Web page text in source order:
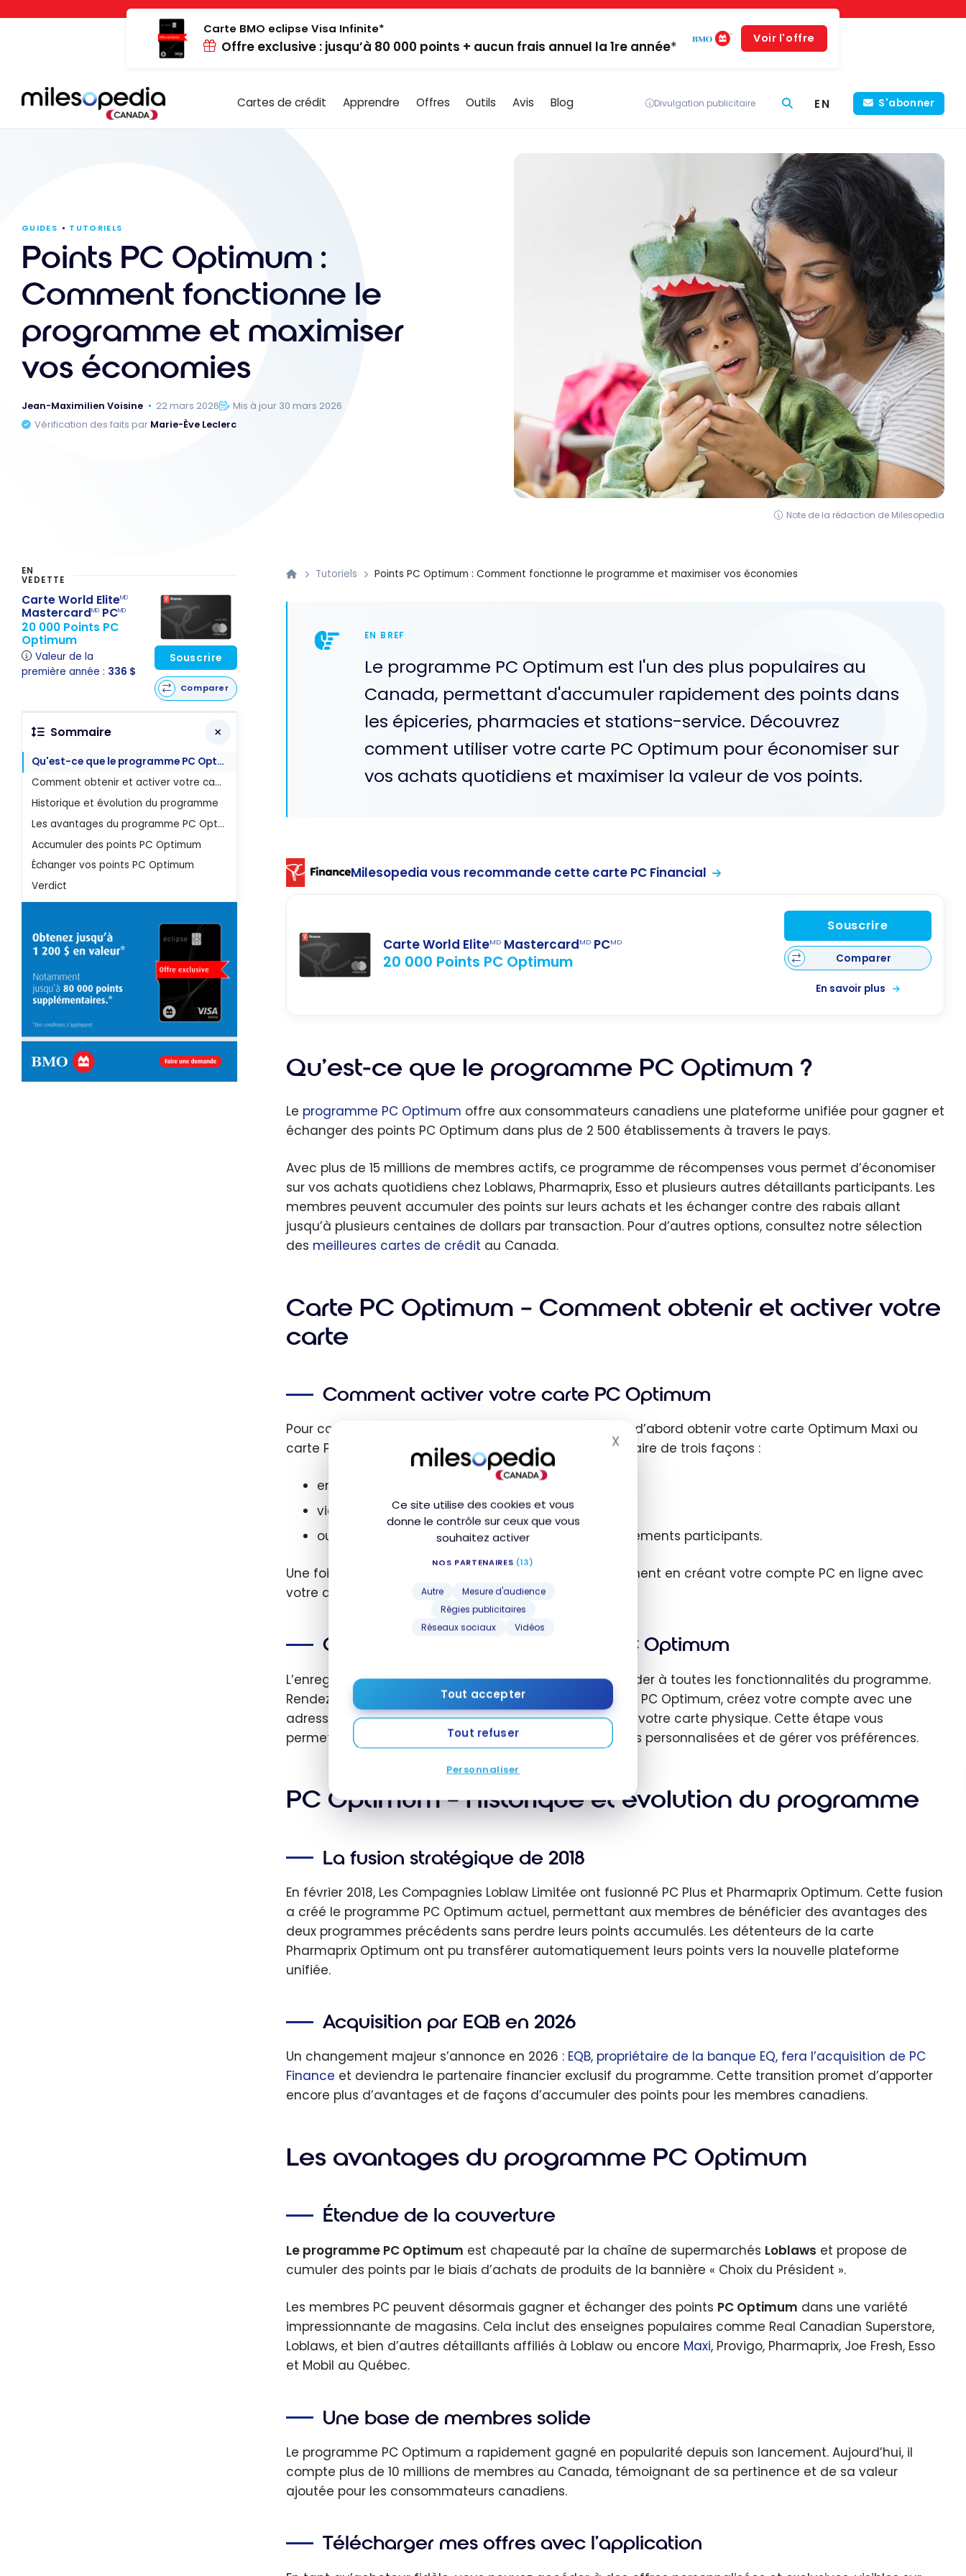
Panneau de gestion des cookies
Ce site utilise des cookies et vous
donne le contrôle sur ceux que vous
souhaitez activer
NOS PARTENAIRES (13)
Autre
Mesure d'audience
Régies publicitaires
Réseaux sociaux
Vidéos
Tout accepter
Tout refuser
Personnaliser
XMasquer le bandeau des cookies
Carte BMO eclipse Visa Infinite*
Offre exclusive : jusqu’à 80 000 points + aucun frais annuel la 1re année*
Voir l'offre
Cartes de crédit Apprendre Offres Outils Avis Blog Divulgation publicitaire EN S'abonner
GUIDES TUTORIELS
Points PC Optimum :
Comment fonctionne le
programme et maximiser
vos économies
Jean-Maximilien Voisine 22 mars 2026
Mis à jour 30 mars 2026
Vérification des faits par Marie-Ève Leclerc
Note de la rédaction de Milesopedia
Tutoriels Points PC Optimum : Comment fonctionne le programme et maximiser vos économies
EN BREF
Le programme PC Optimum est l'un des plus populaires au
Canada, permettant d'accumuler rapidement des points dans
les épiceries, pharmacies et stations-service. Découvrez
comment utiliser votre carte PC Optimum pour économiser sur
vos achats quotidiens et maximiser la valeur de vos points.
Milesopedia vous recommande cette carte PC Financial
Carte World EliteMD MastercardMD PCMD
20 000 Points PC Optimum
Souscrire
Comparer
En savoir plus
Qu’est-ce que le programme PC Optimum ?
Le programme PC Optimum offre aux consommateurs canadiens une plateforme unifiée pour gagner et
échanger des points PC Optimum dans plus de 2 500 établissements à travers le pays.
Avec plus de 15 millions de membres actifs, ce programme de récompenses vous permet d’économiser
sur vos achats quotidiens chez Loblaws, Pharmaprix, Esso et plusieurs autres détaillants participants. Les
membres peuvent accumuler des points sur leurs achats et les échanger contre des rabais allant
jusqu’à plusieurs centaines de dollars par transaction. Pour d’autres options, consultez notre sélection
des meilleures cartes de crédit au Canada.
Carte PC Optimum – Comment obtenir et activer votre
carte
Comment activer votre carte PC Optimum
Pour commencer à profiter du programme, vous devez d’abord obtenir votre carte Optimum Maxi ou
carte PC Optimum. L’inscription est gratuite et peut se faire de trois façons :
en ligne sur le site web PC Optimum,
via l’application mobile PC Optimum app,
ou directement en magasin dans l’un des établissements participants.
Une fois votre carte en main, l’activation se fait simplement en créant votre compte PC en ligne avec
votre adresse courriel.
Comment enregistrer ma carte PC Optimum
L’enregistrement de votre carte est essentiel pour accéder à toutes les fonctionnalités du programme.
Rendez-vous sur le site web ou téléchargez l’application PC Optimum, créez votre compte avec une
adresse courriel valide, puis entrez le numéro unique de votre carte physique. Cette étape vous
permettra de consulter votre solde, d’accéder aux offres personnalisées et de gérer vos préférences.
PC Optimum – Historique et évolution du programme
La fusion stratégique de 2018
En février 2018, Les Compagnies Loblaw Limitée ont fusionné PC Plus et Pharmaprix Optimum. Cette fusion
a créé le programme PC Optimum actuel, permettant aux membres de bénéficier des avantages des
deux programmes précédents sans perdre leurs points accumulés. Les détenteurs de la carte
Pharmaprix Optimum ont pu transférer automatiquement leurs points vers la nouvelle plateforme
unifiée.
Acquisition par EQB en 2026
Un changement majeur s’annonce en 2026 : EQB, propriétaire de la banque EQ, fera l’acquisition de PC
Finance et deviendra le partenaire financier exclusif du programme. Cette transition promet d’apporter
encore plus d’avantages et de façons d’accumuler des points pour les membres canadiens.
Les avantages du programme PC Optimum
Étendue de la couverture
Le programme PC Optimum est chapeauté par la chaîne de supermarchés Loblaws et propose de
cumuler des points par le biais d’achats de produits de la bannière « Choix du Président ».
Les membres PC peuvent désormais gagner et échanger des points PC Optimum dans une variété
impressionnante de magasins. Cela inclut des enseignes populaires comme Real Canadian Superstore,
Loblaws, et bien d’autres détaillants affiliés à Loblaw ou encore Maxi, Provigo, Pharmaprix, Joe Fresh, Esso
et Mobil au Québec.
Une base de membres solide
Le programme PC Optimum a rapidement gagné en popularité depuis son lancement. Aujourd’hui, il
compte plus de 10 millions de membres au Canada, témoignant de sa pertinence et de sa valeur
ajoutée pour les consommateurs canadiens.
Télécharger mes offres avec l’application
EN
VEDETTE
Carte World EliteMD
MastercardMD PCMD
20 000 Points PC
Optimum
Valeur de la
première année : 336 $
Souscrire
Comparer
Sommaire
Qu'est-ce que le programme PC Optimum ?
Comment obtenir et activer votre carte
Historique et évolution du programme
Les avantages du programme PC Optimum
Accumuler des points PC Optimum
Échanger vos points PC Optimum
Verdict